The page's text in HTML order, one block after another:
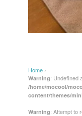
Home ›
Warning: Undefined
/home/mocool/
content/themes/
Warning: Attempt to